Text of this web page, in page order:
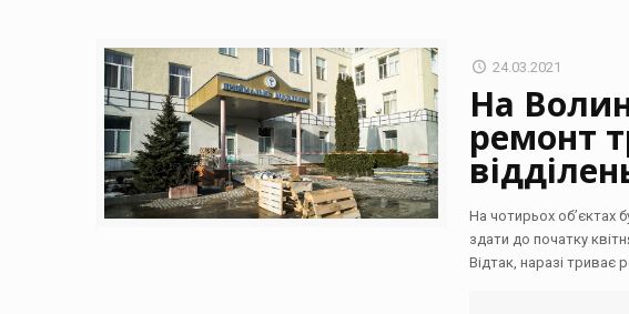
24.03.2021
На
ремонт
На чотирьох об’єктах
здати до початку
Відтак, наразі триває